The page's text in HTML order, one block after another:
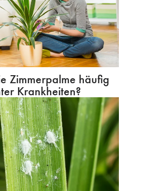
Zimmerpalme häufig
Krankheiten?